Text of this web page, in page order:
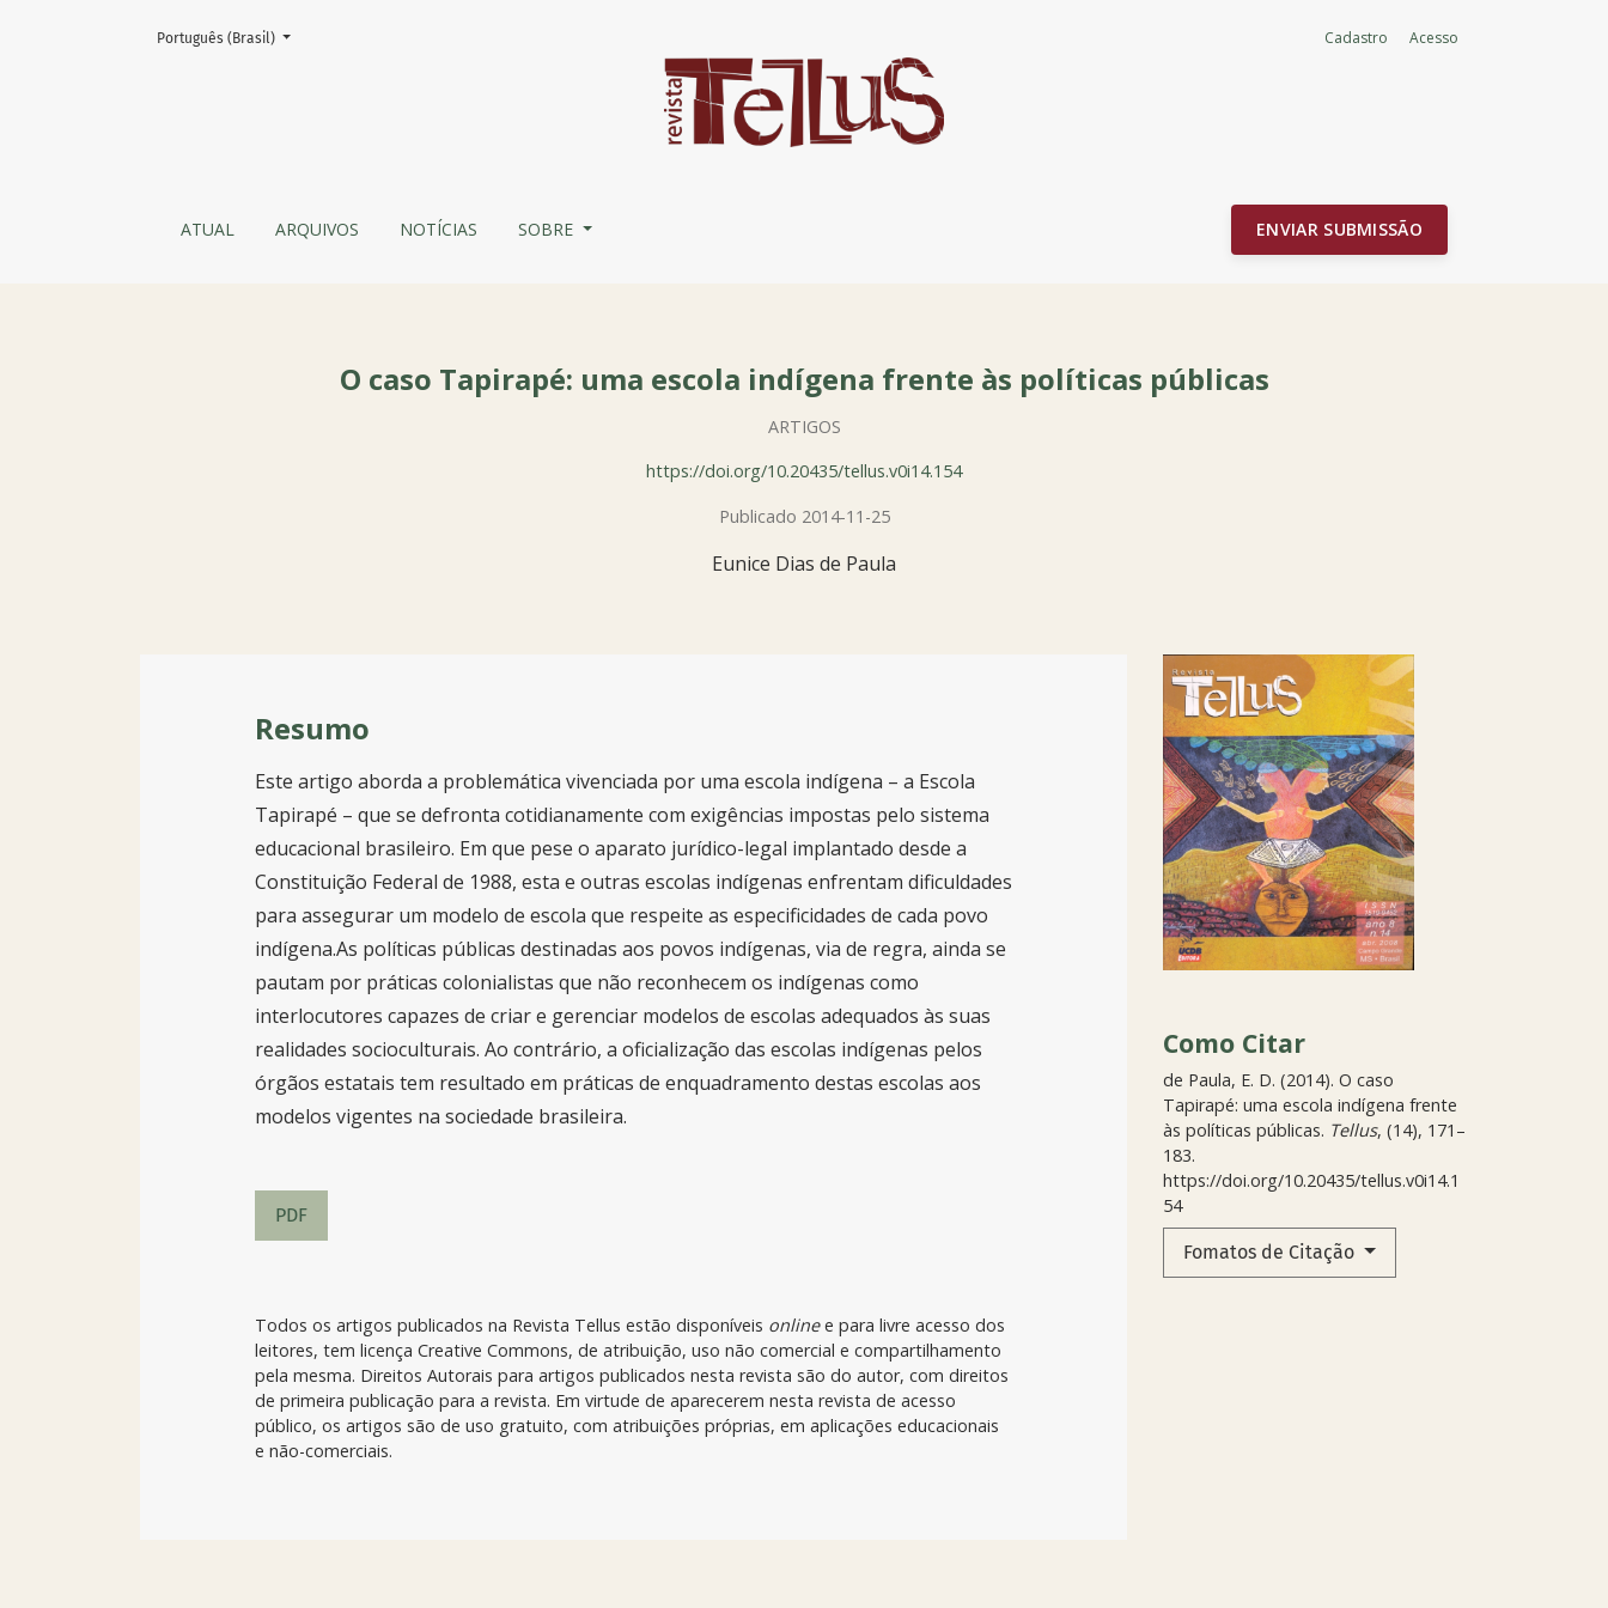
O caso Tapirapé: uma escola indígena frente às políticas públicas
ATUAL ARQUIVOS NOTÍCIAS SOBRE ENVIAR SUBMISSÃO
Cadastro Acesso
Mudar o idioma. O atual é:
Português (Brasil)
O caso Tapirapé: uma escola indígena frente às políticas públicas
ARTIGOS
https://doi.org/10.20435/tellus.v0i14.154
Publicado 2014-11-25
Eunice Dias de Paula
Como Citar
de Paula, E. D. (2014). O caso
Tapirapé: uma escola indígena frente
às políticas públicas. Tellus, (14), 171–
183.
https://doi.org/10.20435/tellus.v0i14.1
54
Fomatos de Citação
Resumo
Este artigo aborda a problemática vivenciada por uma escola indígena – a Escola
Tapirapé – que se defronta cotidianamente com exigências impostas pelo sistema
educacional brasileiro. Em que pese o aparato jurídico-legal implantado desde a
Constituição Federal de 1988, esta e outras escolas indígenas enfrentam dificuldades
para assegurar um modelo de escola que respeite as especificidades de cada povo
indígena.As políticas públicas destinadas aos povos indígenas, via de regra, ainda se
pautam por práticas colonialistas que não reconhecem os indígenas como
interlocutores capazes de criar e gerenciar modelos de escolas adequados às suas
realidades socioculturais. Ao contrário, a oficialização das escolas indígenas pelos
órgãos estatais tem resultado em práticas de enquadramento destas escolas aos
modelos vigentes na sociedade brasileira.
PDF
Todos os artigos publicados na Revista Tellus estão disponíveis onlinee para livre acesso dos
leitores, tem licença Creative Commons, de atribuição, uso não comercial e compartilhamento
pela mesma. Direitos Autorais para artigos publicados nesta revista são do autor, com direitos
de primeira publicação para a revista. Em virtude de aparecerem nesta revista de acesso
público, os artigos são de uso gratuito, com atribuições próprias, em aplicações educacionais
e não-comerciais.